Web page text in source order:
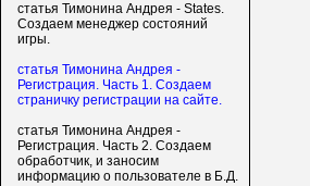
статья Тимонина Андрея - States.
Создаем менеджер состояний
игры.
статья Тимонина Андрея -
Регистрация. Часть 1. Создаем
страничку регистрации на сайте.
статья Тимонина Андрея -
Регистрация. Часть 2. Создаем
обработчик, и заносим
информацию о пользователе в Б.Д.